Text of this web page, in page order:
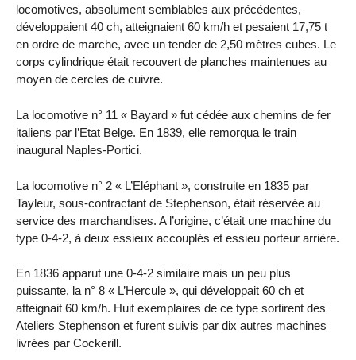
locomotives, absolument semblables aux précédentes,
développaient 40 ch, atteignaient 60 km/h et pesaient 17,75 t
en ordre de marche, avec un tender de 2,50 mètres cubes. Le
corps cylindrique était recouvert de planches maintenues au
moyen de cercles de cuivre.
La locomotive n° 11 « Bayard » fut cédée aux chemins de fer
italiens par l’Etat Belge. En 1839, elle remorqua le train
inaugural Naples-Portici.
La locomotive n° 2 « L’Eléphant », construite en 1835 par
Tayleur, sous-contractant de Stephenson, était réservée au
service des marchandises. A l’origine, c’était une machine du
type 0-4-2, à deux essieux accouplés et essieu porteur arrière.
En 1836 apparut une 0-4-2 similaire mais un peu plus
puissante, la n° 8 « L’Hercule », qui développait 60 ch et
atteignait 60 km/h. Huit exemplaires de ce type sortirent des
Ateliers Stephenson et furent suivis par dix autres machines
livrées par Cockerill.